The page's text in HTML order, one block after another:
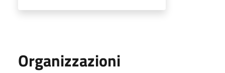
Organizzazioni